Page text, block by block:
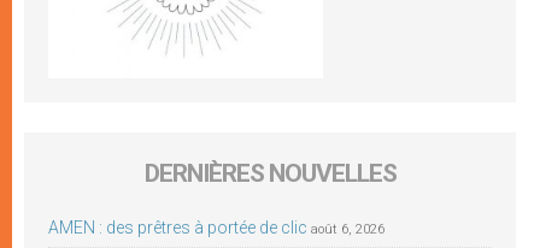
DERNIÈRES NOUVELLES
AMEN : des prêtres à portée de clic août 6, 2026